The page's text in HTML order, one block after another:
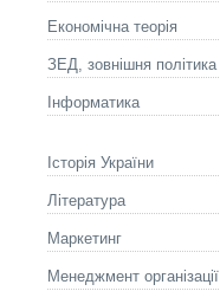
Економічна теорія
ЗЕД, зовнішня політика
Інформатика
Історія України
Літературa
Маркетинг
Менеджмент організації